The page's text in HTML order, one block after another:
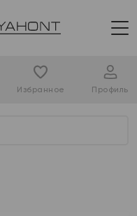
Избранное Профиль